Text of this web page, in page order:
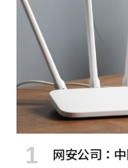
网安公司：